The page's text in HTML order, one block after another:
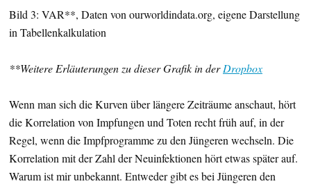
Bild 3: VAR**, Daten von ourworldindata.org, eigene Darstellung
in Tabellenkalkulation
**Weitere Erläuterungen zu dieser Grafik in derDropbox
Wenn man sich die Kurven über längere Zeiträume anschaut, hört
die Korrelation von Impfungen und Toten recht früh auf, in der
Regel, wenn die Impfprogramme zu den Jüngeren wechseln. Die
Korrelation mit der Zahl der Neuinfektionen hört etwas später auf.
Warum ist mir unbekannt. Entweder gibt es bei Jüngeren den